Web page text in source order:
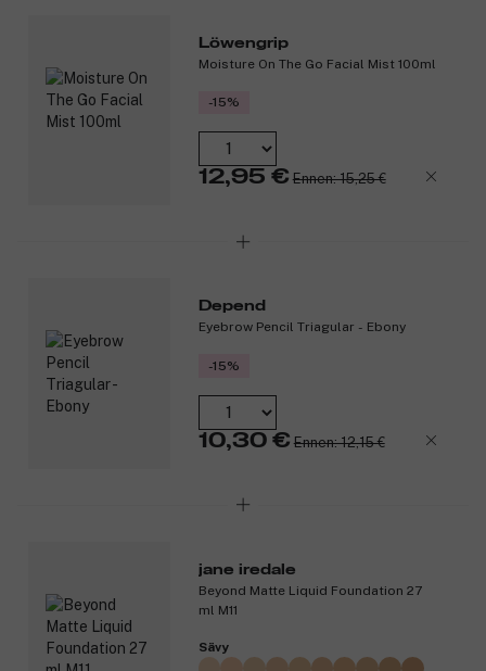
Löwengrip
Moisture On The Go Facial Mist 100ml
-15%
12,95 € Ennen: 15,25 €
Depend
Eyebrow Pencil Triagular - Ebony
-15%
10,30 € Ennen: 12,15 €
jane iredale
Beyond Matte Liquid Foundation 27
ml M11
Sävy